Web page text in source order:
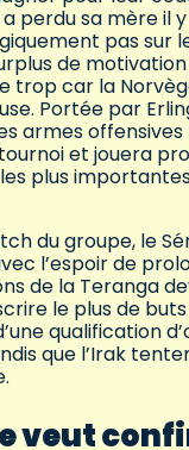
perdu sa mère il
pas sur
de
trop car la
Portée par
armes offensives
et jouera
plus
du groupe, le
l’espoir de
de la Teranga
le plus de
qualification
que l’Irak
veut